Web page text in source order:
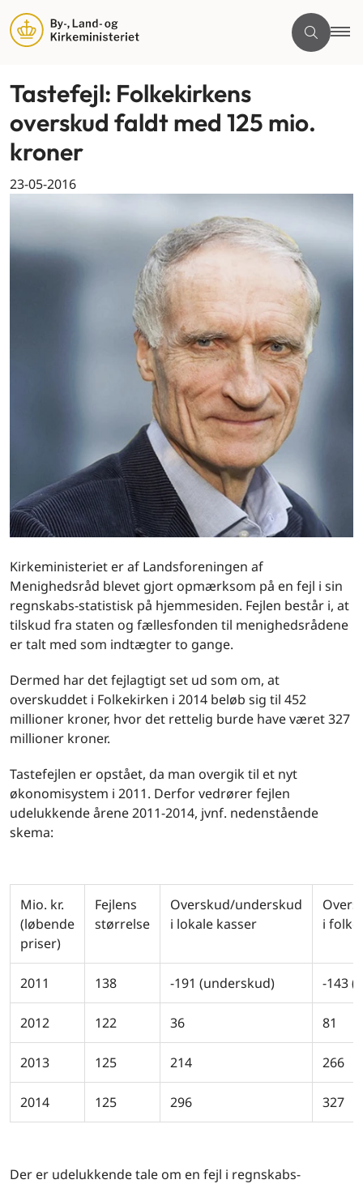
Tastefejl: Folkekirkens
overskud faldt med 125 mio.
kroner
23-05-2016
Kirkeministeriet er af Landsforeningen af
Menighedsråd blevet gjort opmærksom på en fejl i sin
regnskabs-statistisk på hjemmesiden. Fejlen består i, at
tilskud fra staten og fællesfonden til menighedsrådene
er talt med som indtægter to gange.
Dermed har det fejlagtigt set ud som om, at
overskuddet i Folkekirken i 2014 beløb sig til 452
millioner kroner, hvor det rettelig burde have været 327
millioner kroner.
Tastefejlen er opstået, da man overgik til et nyt
økonomisystem i 2011. Derfor vedrører fejlen
udelukkende årene 2011-2014, jvnf. nedenstående
skema:
Mio. kr.
(løbende
priser)
Fejlens
størrelse
Overskud/underskud
i lokale kasser
i
2011 138 -191 (underskud) -143
2012 122 36 81
2013 125 214 266
2014 125 296 327
Der er udelukkende tale om en fejl i regnskabs-